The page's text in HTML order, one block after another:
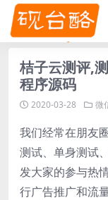
桔子云测评,
程序源码
2020-03-28 微
我们经常在朋友
测试、单身测试
发大家的参与热
行广告推广和流